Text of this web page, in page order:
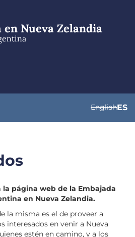
en Nueva Zelandia
EnglishES
la página web de la Embajada
en Nueva Zelandia.
la misma es el de proveer a
interesados en venir a Nueva
estén en camino, y a los